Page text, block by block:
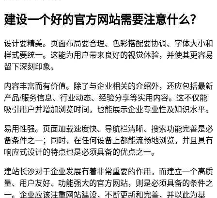
建设一个好的官方网站需要注意什么？
设计要精美。页面布局要合理、色彩搭配要协调、字体大小和
样式要统一。这能为用户带来良好的视觉体验，并使其更容易
留下深刻印象。
内容丰富而有价值。除了与企业相关的介绍外，还应包括最新
产品/服务信息、行业动态、经验分享等实用内容。这不仅能
吸引用户并增加浏览时间，也能展示企业专业性及知识水平。
易用性强。页面加载速度快、导航栏清晰、搜索功能完善是必
备条件之一；同时，在任何设备上都能流畅地浏览，并且具有
响应式设计的特点也是必须具备的优点之一。
建站长沙对于企业发展有着非常重要的作用，而建立一个高质
量、用户友好、功能强大的官方网站，则是必须具备的条件之
一。企业应该注重网站建设，不断更新和完善，并以此为基